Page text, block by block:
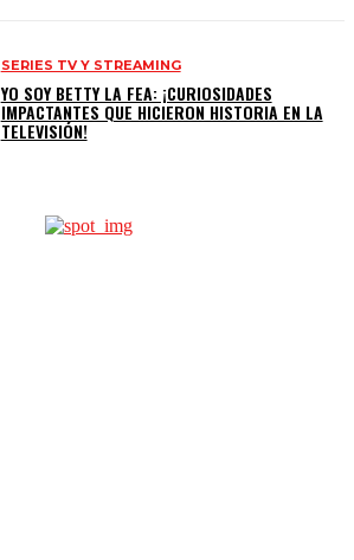
SERIES TV Y STREAMING
YO SOY BETTY LA FEA: ¡CURIOSIDADES
IMPACTANTES QUE HICIERON HISTORIA EN LA
TELEVISIÓN!